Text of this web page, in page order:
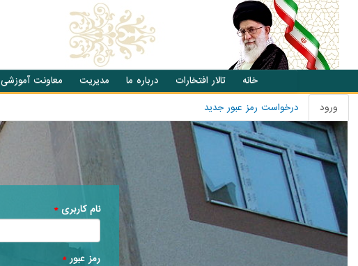
انتقال به محتوای اصلی
خانه تالار افتخارات درباره ما مدیریت معاونت آموزشی
تب های اصلی
ورود
فعال)
درخواست رمز عبور جدید
نام کاربری*
رمز عبور*